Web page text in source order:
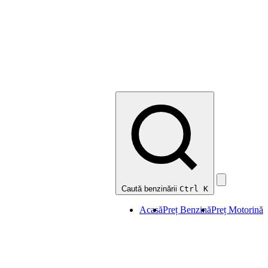
Caută benzinării Ctrl K
AcasăPreț BenzinăPreț Motorină